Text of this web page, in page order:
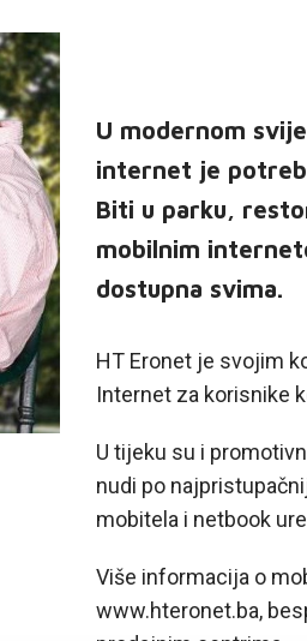
U modernom
internet je
Biti u parku,
mobilnim
dostupna svima.
HT Eronet je svojim
Internet za korisnike
U tijeku su i
nudi po
mobitela i netbook
Više informacija o
www.hteronet.ba,